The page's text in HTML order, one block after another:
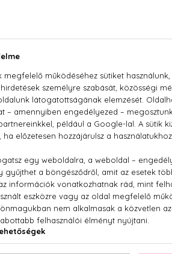
100% eredeti termékek,14 napos
Kérdésed van, elakadtál? Hívd
ÉRTÉKELÉSEK (0) SZÁLLÍTÁS